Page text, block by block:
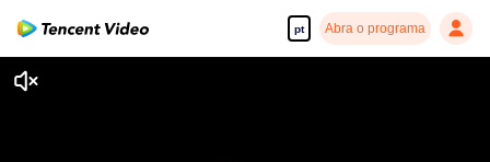
pt Abra o programa